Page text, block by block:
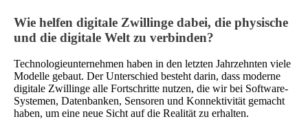
Wie helfen digitale Zwillinge dabei, die physische
und die digitale Welt zu verbinden?
Technologieunternehmen haben in den letzten Jahrzehnten viele
Modelle gebaut. Der Unterschied besteht darin, dass moderne
digitale Zwillinge alle Fortschritte nutzen, die wir bei Software-
Systemen, Datenbanken, Sensoren und Konnektivität gemacht
haben, um eine neue Sicht auf die Realität zu erhalten.